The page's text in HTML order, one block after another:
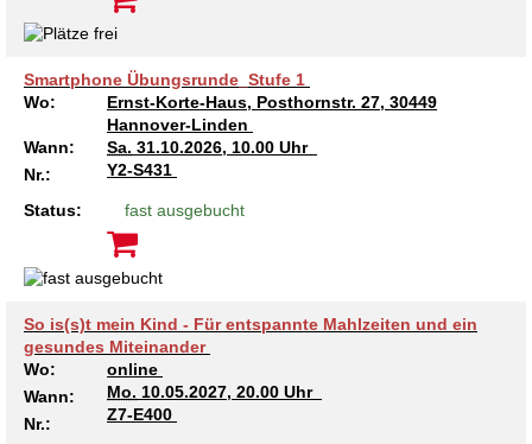
Kindertagesstätte Voltmerstraße
Kindertagesstätte Wiehbergstraße
Kindertagesstätte Pfarrlandplatz
Hör- und Sprachheilkindergarten Ratswiese
Kindertagesstätte Rosenbergstraße
Kindertagesstätte Schneiderberg
Kindertagesstätte Schweriner Straße /
Familienzentrum
Kindertagesstätte Sylter Weg
Kindertagesstätte Tresckowstraße
Smartphone Übungsrunde_Stufe 1
Wo:
Ernst-Korte-Haus, Posthornstr. 27, 30449
Hannover-Linden
Wann:
Sa. 31.10.2026, 10.00 Uhr
Nr.:
Y2-S431
Status: fast ausgebucht
So is(s)t mein Kind - Für entspannte Mahlzeiten und ein
gesundes Miteinander
Wo:
online
Wann:
Mo. 10.05.2027, 20.00 Uhr
Nr.:
Z7-E400